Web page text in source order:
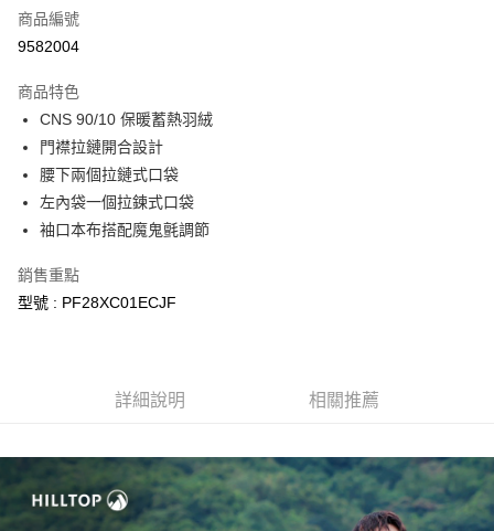
合作金庫商業銀行
上海商業儲蓄銀行
臺灣中小企業銀行
匯豐（台灣）商業銀行
聯邦商業銀行
元大商業銀行
玉山商業銀行
台灣樂天信用卡公司
LINE Pay
Apple Pay
街口支付
悠遊付
Google Pay
全盈+PAY
相關說明
【大哥付你分期使用說明】
3.實際核准額度、可分期數及費用金額請依後續交易確認頁面所載為準。
【繳款方式說明】
1.分期款項不併入電信帳單，「大哥付你分期」於每月結算日後寄送繳費提
AFTEE先享後付是「在收到商品之後才付款」的支付方式。 讓您購物簡單
２．便利：只要手機號碼，簡訊認證，即可結帳。
３．安心：先確認商品／服務後，再付款。
【「AFTEE先享後付」結帳流程】
付款後全家取貨
每筆NT$70，滿NT$899(含以上)免運費
商品編號
9582004
商品特色
CNS 90/10 保暖蓄熱羽絨
門襟拉鏈開合設計
腰下兩個拉鏈式口袋
左內袋一個拉鍊式口袋
袖口本布搭配魔鬼氈調節
銷售重點
型號 : PF28XC01ECJF
詳細說明 相關推薦